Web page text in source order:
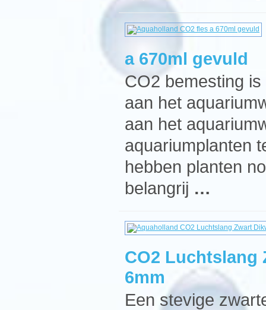
a 670ml gevuld
CO2 bemesting
aan het
aan het
aquariumplanten
hebben planten
belangrij …
CO2 Luchtslang
6mm
Een stevige